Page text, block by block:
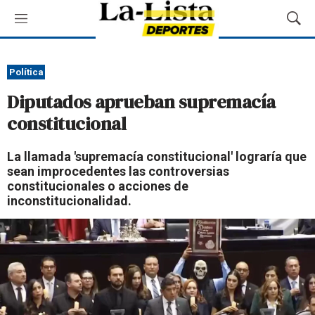
M
e
ú
M
o
s
d
a
Política
Diputados aprueban supremacía
constitucional
La llamada 'supremacía constitucional' lograría que
sean improcedentes las controversias
constitucionales o acciones de
inconstitucionalidad.